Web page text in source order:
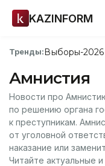
KAZINFORM
Тренды:Выборы-2026
Амнистия
Новости про
по решению органа
к преступникам.
от уголовной
наказание или
Читайте актуальные